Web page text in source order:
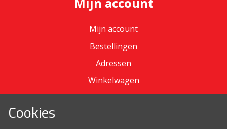
Cookies
Mijn account
Bestellingen
Adressen
Winkelwagen